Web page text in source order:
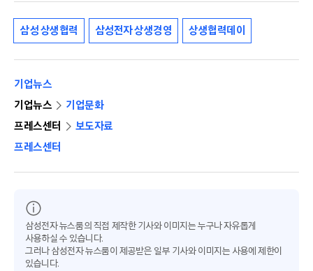
삼성 상생협력 삼성전자 상생경영 상생협력데이
기업뉴스
기업뉴스
기업문화
프레스센터
보도자료
프레스센터
삼성전자 뉴스룸의 직접 제작한 기사와 이미지는 누구나 자유롭게
사용하실 수 있습니다.
그러나 삼성전자 뉴스룸이 제공받은 일부 기사와 이미지는 사용에 제한이
있습니다.